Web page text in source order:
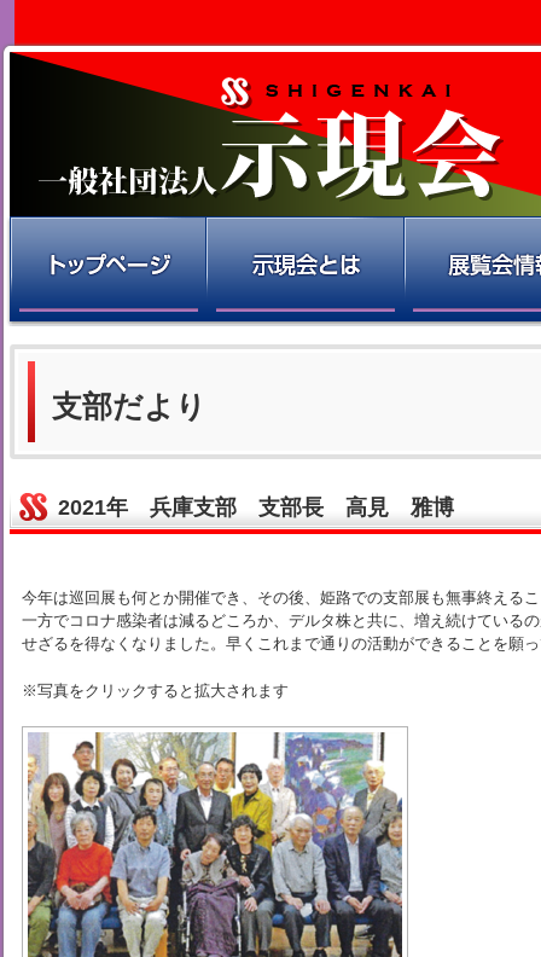
支部だより
2021年 兵庫支部 支部長 高見 雅博
今年は巡回展も何とか開催でき、その後、姫路での支部展も無事終える
一方でコロナ感染者は減るどころか、デルタ株と共に、増え続けている
せざるを得なくなりました。早くこれまで通りの活動ができることを願
※写真をクリックすると拡大されます